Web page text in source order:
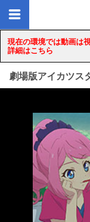
現在の環境では動画は
詳細はこちら
劇場版アイカツス